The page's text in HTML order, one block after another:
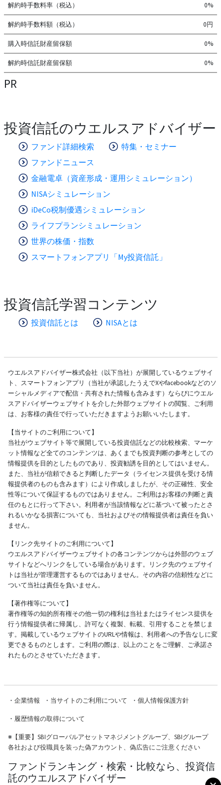
解約時手数料率（税込） 0%
解約時手数料額（税込） 0円
購入時信託財産留保額 0%
解約時信託財産留保額 0%
PR
投資信託のウエルスアドバイザー
ファンド詳細検索
特集・セミナー
ファンドニュース
金融電卓（資産形成・運用シミュレーション）
NISAシミュレーション
iDeCo税制優遇シミュレーション
ライフプランシミュレーション
世界の株価・指数
スマートフォンアプリ「My投資信託」
投資信託学習コンテンツ
投資信託とは NISAとは
ウエルスアドバイザー株式会社（以下当社）が展開しているウェブサイ
ト、スマートフォンアプリ（当社が承認したうえでXやfacebookなどのソ
ーシャルメディアで配信・共有された情報も含みます）ならびにウエル
スアドバイザーウェブサイトを介した外部ウェブサイトの閲覧、ご利用
は、お客様の責任で行っていただきますようお願いいたします。
【当サイトのご利用について】
当社がウェブサイト等で展開している投資信託などの比較検索、マーケ
ット情報など全てのコンテンツは、あくまでも投資判断の参考としての
情報提供を目的としたものであり、投資勧誘を目的としてはいません。
また、当社が信頼できると判断したデータ（ライセンス提供を受ける情
報提供者のものも含みます）により作成しましたが、その正確性、安全
性等について保証するものではありません。ご利用はお客様の判断と責
任のもとに行って下さい。利用者が当該情報などに基づいて被ったとさ
れるいかなる損害についても、当社およびその情報提供者は責任を負い
ません。
【リンク先サイトのご利用について】
ウエルスアドバイザーウェブサイトの各コンテンツからは外部のウェブ
サイトなどへリンクをしている場合があります。リンク先のウェブサイ
トは当社が管理運営するものではありません。その内容の信頼性などに
ついて当社は責任を負いません。
【著作権等について】
著作権等の知的所有権その他一切の権利は当社またはライセンス提供を
行う情報提供者に帰属し、許可なく複製、転載、引用することを禁じま
す。掲載しているウェブサイトのURLや情報は、利用者への予告なしに変
更できるものとします。ご利用の際は、以上のことをご理解、ご承諾さ
れたものとさせていただきます。
・ 企業情報 ・ 当サイトのご利用について ・ 個人情報保護方針
・ 履歴情報の取得について
※【重要】SBIグローバルアセットマネジメントグループ、SBIグループ
各社および役職員を装った偽アカウント、偽広告にご注意ください
ファンドランキング・検索・比較なら、投資信
託のウエルスアドバイザー